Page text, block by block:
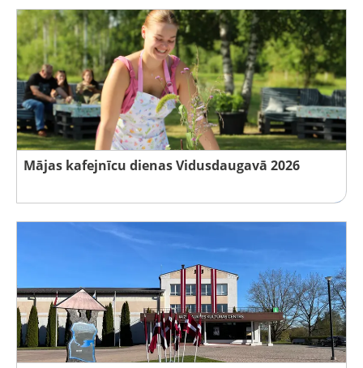
Mājas kafejnīcu dienas Vidusdaugavā 2026